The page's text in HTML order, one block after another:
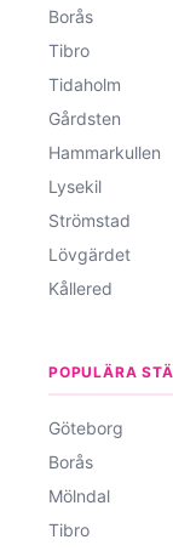
Borås
Tibro
Tidaholm
Gårdsten
Hammarkullen
Lysekil
Strömstad
Lövgärdet
Kållered
POPULÄRA
Göteborg
Borås
Mölndal
Tibro